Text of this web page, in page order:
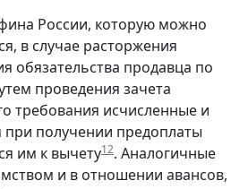
России, которую можно
в случае расторжения
обязательства продавца по
проведения зачета
требования исчисленные и
получении предоплаты
им к вычету12. Аналогичные
и в отношении авансов,